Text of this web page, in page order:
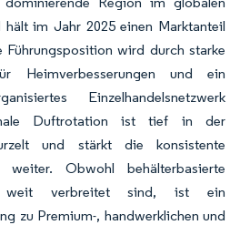
im Jahr 2025 einen Marktanteil
wird durch starke
Heimverbesserungen und ein
Einzelhandelsnetzwerk
Duftrotation ist tief in der
und stärkt die konsistente
Obwohl behälterbasierte
weit verbreitet sind, ist ein
zu Premium-, handwerklichen und